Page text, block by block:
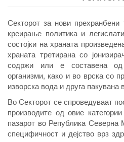
Секторот за нови
креирање политика и
состојки на храната
храната третирана со
содржи или е составена од
организми, како и во врска со
изворска вода и друга пакувана
Во Секторот се спроведуваат
производите од овие
пазарот во Република Северна
специфичност и дејство врз